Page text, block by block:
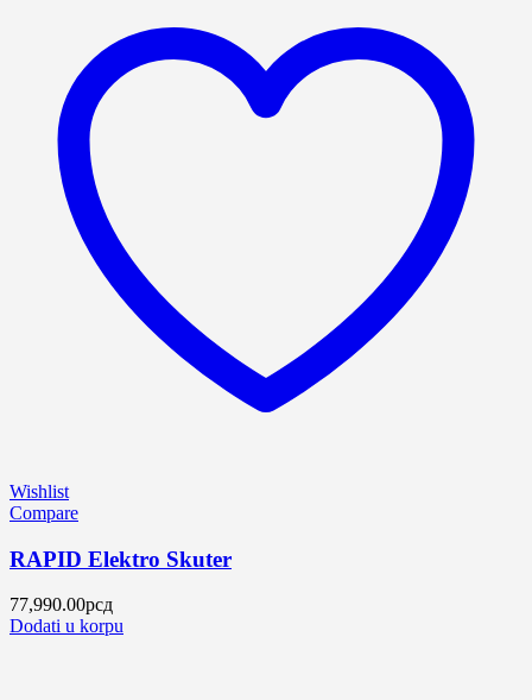
Wishlist
Compare
RAPID Elektro Skuter
77,990.00рсд
Dodati u korpu